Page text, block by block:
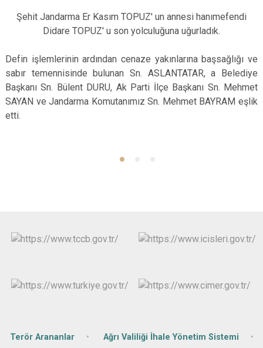
Tutak
Şehit Jandarma Er Kasım TOPUZ' un annesi hanımefendi
Didare TOPUZ' u son yolculuğuna uğurladık.
Defin işlemlerinin ardından cenaze yakınlarına başsağlığı ve
sabır temennisinde bulunan Sn. ASLANTATAR, a Belediye
Başkanı Sn. Bülent DURU, Ak Parti İlçe Başkanı Sn. Mehmet
SAYAN ve Jandarma Komutanımız Sn. Mehmet BAYRAM eşlik
etti.
Terör Arananlar Ağrı Valiliği İhale Yönetim Sistemi